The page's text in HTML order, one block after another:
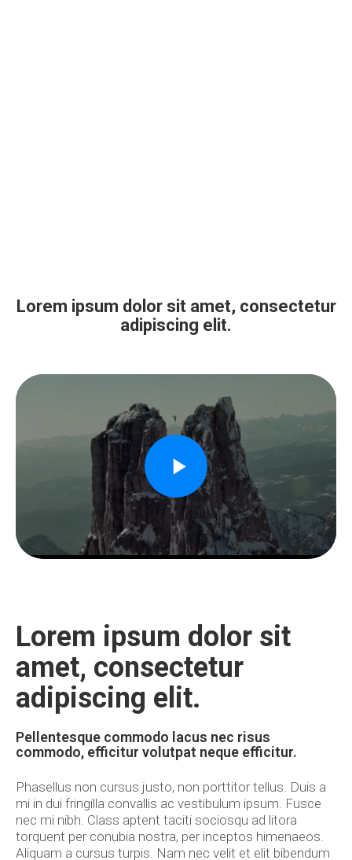
Lorem ipsum dolor sit amet, consectetur
adipiscing elit.
0:00 / 0:00
Lorem ipsum dolor sit
amet, consectetur
adipiscing elit.
Pellentesque commodo lacus nec risus
commodo, efficitur volutpat neque efficitur.
Phasellus non cursus justo, non porttitor tellus. Duis a
mi in dui fringilla convallis ac vestibulum ipsum. Fusce
nec mi nibh. Class aptent taciti sociosqu ad litora
torquent per conubia nostra, per inceptos himenaeos.
Aliquam a cursus turpis. Nam nec velit et elit bibendum